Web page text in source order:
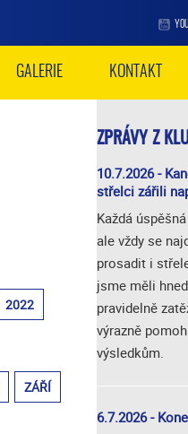
GALERIE KONTAKT
2022
ZÁŘÍ
ZPRÁVY Z
10.7.2026 -
střelci zářili
Každá
ale vždy se
prosadit i
jsme měli
pravidelně
výrazně
výsledkům.
6.7.2026 -